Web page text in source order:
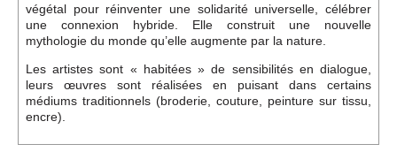
végétal pour réinventer une solidarité universelle, célébrer
une connexion hybride. Elle construit une nouvelle
mythologie du monde qu’elle augmente par la nature.
Les artistes sont « habitées » de sensibilités en dialogue,
leurs œuvres sont réalisées en puisant dans certains
médiums traditionnels (broderie, couture, peinture sur tissu,
encre).